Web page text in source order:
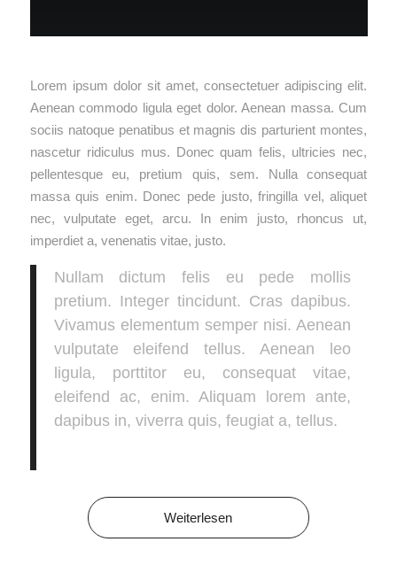
Lorem ipsum dolor sit amet, consectetuer adipiscing elit.
Aenean commodo ligula eget dolor. Aenean massa. Cum
sociis natoque penatibus et magnis dis parturient montes,
nascetur ridiculus mus. Donec quam felis, ultricies nec,
pellentesque eu, pretium quis, sem. Nulla consequat
massa quis enim. Donec pede justo, fringilla vel, aliquet
nec, vulputate eget, arcu. In enim justo, rhoncus ut,
imperdiet a, venenatis vitae, justo.
Nullam dictum felis eu pede mollis
pretium. Integer tincidunt. Cras dapibus.
Vivamus elementum semper nisi. Aenean
vulputate eleifend tellus. Aenean leo
ligula, porttitor eu, consequat vitae,
eleifend ac, enim. Aliquam lorem ante,
dapibus in, viverra quis, feugiat a, tellus.
Weiterlesen